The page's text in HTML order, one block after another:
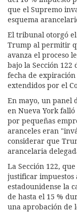
que el Supremo
esquema
El tribunal otorgó
Trump al permitir
avanza el proceso
bajo la Sección 122
fecha de
extendidos por el
En mayo, un panel
en Nueva York
por pequeñas
aranceles eran
considerar que
arancelaria
La Sección 122,
justificar
estadounidense la
de hasta el 15 %
una aprobación de